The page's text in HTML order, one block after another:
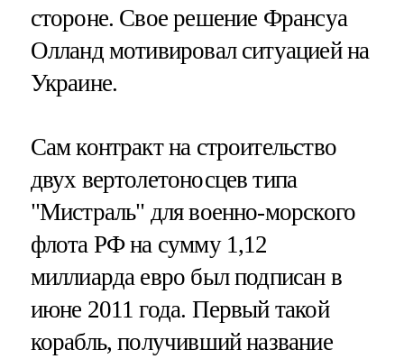
стороне. Свое решение Франсуа
Олланд мотивировал ситуацией на
Украине.
Сам контракт на строительство
двух вертолетоносцев типа
"Мистраль" для военно-морского
флота РФ на сумму 1,12
миллиарда евро был подписан в
июне 2011 года. Первый такой
корабль, получивший название